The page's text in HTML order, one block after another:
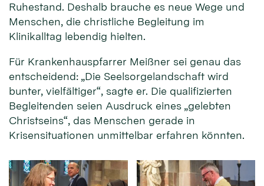
Ruhestand. Deshalb brauche es neue Wege und
Menschen, die christliche Begleitung im
Klinikalltag lebendig hielten.
Für Krankenhauspfarrer Meißner sei genau das
entscheidend: „Die Seelsorgelandschaft wird
bunter, vielfältiger“, sagte er. Die qualifizierten
Begleitenden seien Ausdruck eines „gelebten
Christseins“, das Menschen gerade in
Krisensituationen unmittelbar erfahren könnten.